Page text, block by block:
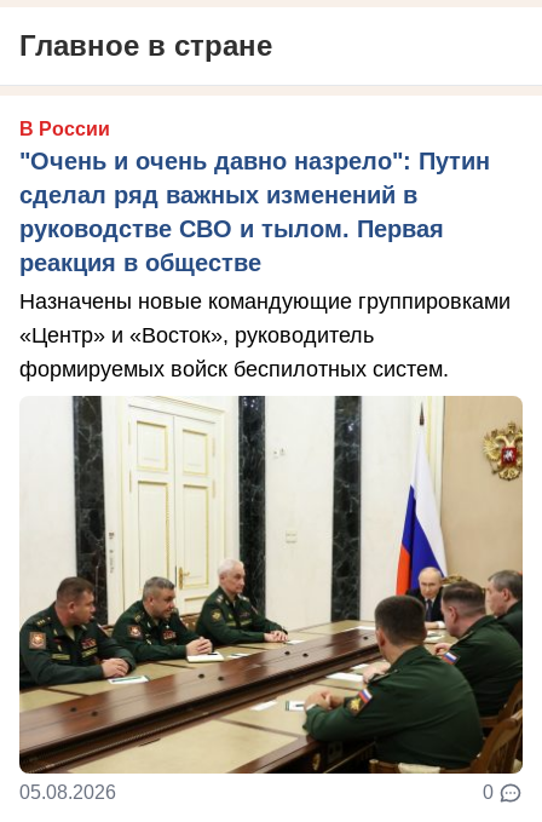
Главное в стране
В России
"Очень и очень давно назрело": Путин
сделал ряд важных изменений в
руководстве СВО и тылом. Первая
реакция в обществе
Назначены новые командующие группировками
«Центр» и «Восток», руководитель
формируемых войск беспилотных систем.
05.08.2026 0